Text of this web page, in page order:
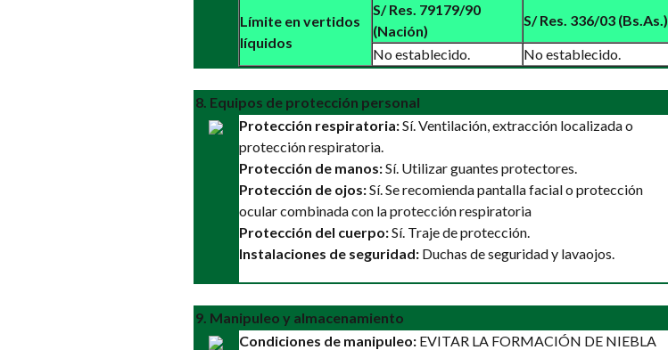
Límite en vertidos
líquidos
S/ Res. 79179/90
(Nación)
S/ Res. 336/03 (Bs.As.)
No establecido.
No establecido.
8. Equipos de protección personal
Protección respiratoria:Sí. Ventilación, extracción localizada o
protección respiratoria.
Protección de manos:Sí. Utilizar guantes protectores.
Protección de ojos:Sí. Se recomienda pantalla facial o protección
ocular combinada con la protección respiratoria
Protección del cuerpo:Sí. Traje de protección.
Instalaciones de seguridad:Duchas de seguridad y lavaojos.
9. Manipuleo y almacenamiento
Condiciones de manipuleo:EVITAR LA FORMACIÓN DE NIEBLA